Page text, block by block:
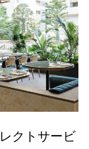
クトサービ